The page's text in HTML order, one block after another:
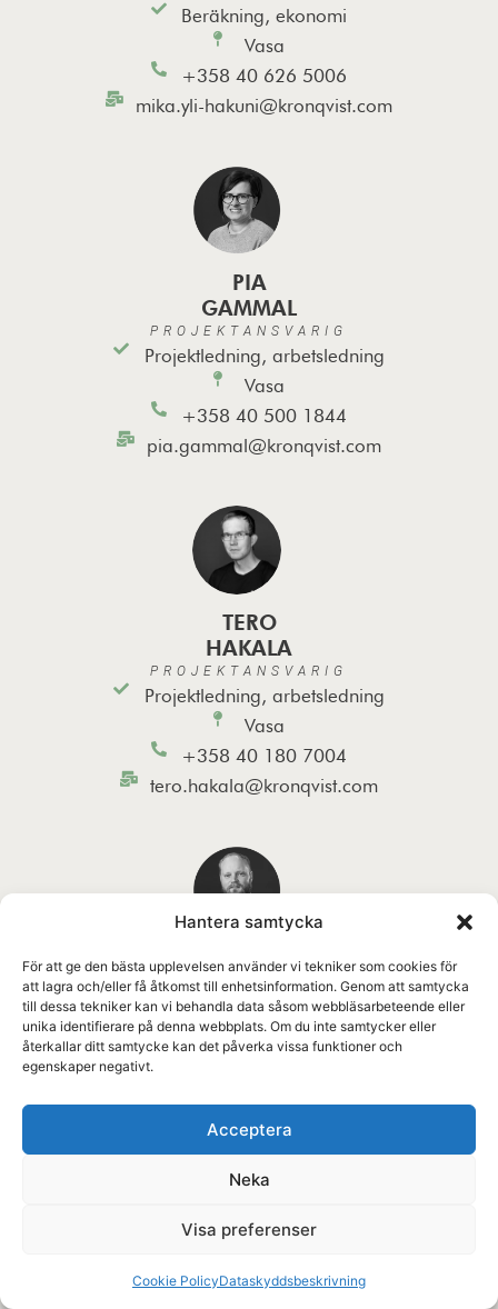
Hantera samtycka
För att ge den bästa upplevelsen använder vi tekniker som cookies för
att lagra och/eller få åtkomst till enhetsinformation. Genom att samtycka
till dessa tekniker kan vi behandla data såsom webbläsarbeteende eller
unika identifierare på denna webbplats. Om du inte samtycker eller
återkallar ditt samtycke kan det påverka vissa funktioner och
egenskaper negativt.
Acceptera
Neka
Visa preferenser
Cookie PolicyDataskyddsbeskrivning
Beräkning, ekonomi
Vasa
+358 40 626 5006
mika.yli-hakuni@kronqvist.com
PIA
GAMMAL
PROJEKTANSVARIG
Projektledning, arbetsledning
Vasa
+358 40 500 1844
pia.gammal@kronqvist.com
TERO
HAKALA
PROJEKTANSVARIG
Projektledning, arbetsledning
Vasa
+358 40 180 7004
tero.hakala@kronqvist.com
LAURI
SAARIJÄRVI
ARBETSLEDARE
Projektledning, arbetsledning
lauri.saarijarvi@kronqvist.com